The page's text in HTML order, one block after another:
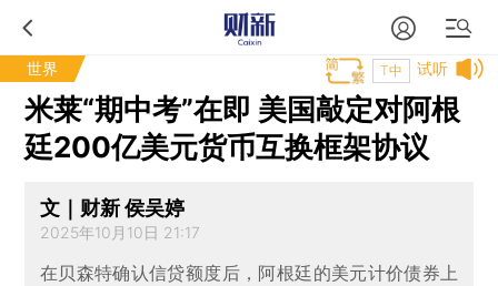
世界 试听
T中
米莱“期中考”在即 美国敲定对阿根
廷200亿美元货币互换框架协议
文｜财新 侯吴婷
2025年10月10日 21:17
在贝森特确认信贷额度后，阿根廷的美元计价债券上